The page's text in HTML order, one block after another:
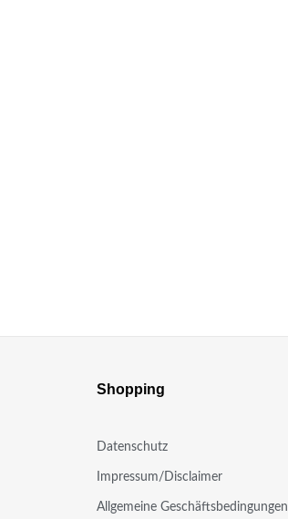
Shopping
Datenschutz
Impressum/Disclaimer
Allgemeine Geschäftsbedingungen